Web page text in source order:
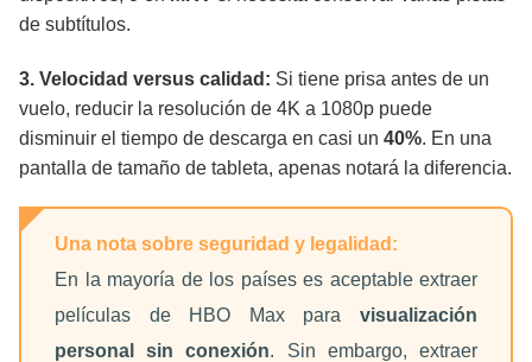
de subtítulos.
3. Velocidad versus calidad: Si tiene prisa antes de un
vuelo, reducir la resolución de 4K a 1080p puede
disminuir el tiempo de descarga en casi un 40%. En una
pantalla de tamaño de tableta, apenas notará la diferencia.
Una nota sobre seguridad y legalidad:
En la mayoría de los países es aceptable extraer
películas de HBO Max para visualización
personal sin conexión. Sin embargo, extraer